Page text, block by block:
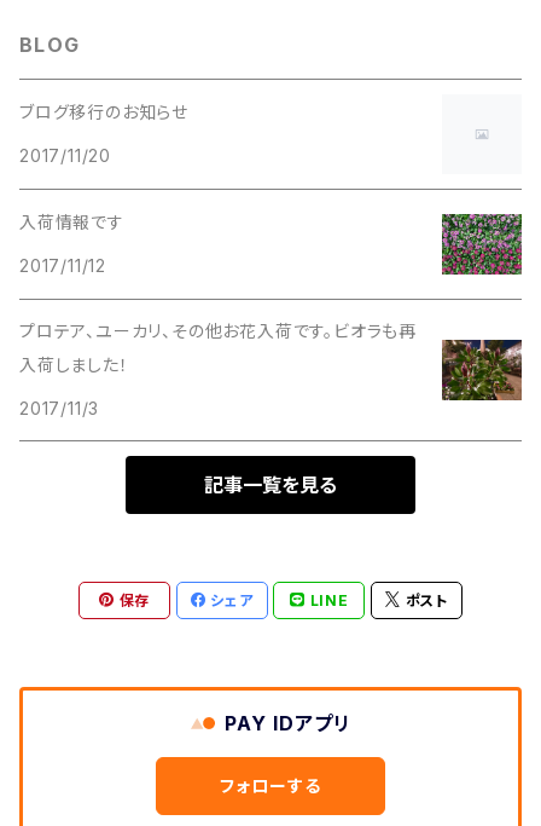
BLOG
ブログ移行のお知らせ
2017/11/20
入荷情報です
2017/11/12
プロテア、ユーカリ、その他お花入荷です。ビオラも再
入荷しました！
2017/11/3
記事一覧を見る
保存 シェア LINE ポスト
PAY IDアプリ
フォローする